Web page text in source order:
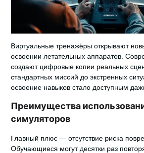
Виртуальные тренажёры открывают
освоении летательных аппаратов.
создают цифровые копии реальных
стандартных миссий до экстренных
освоение навыков стало доступным
Преимущества
симуляторов
Главный плюс — отсутствие риска
Обучающиеся могут десятки раз